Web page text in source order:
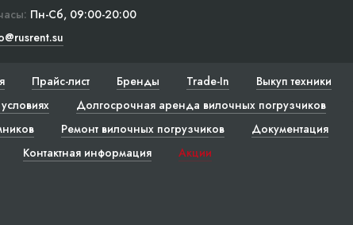
Пн-Сб, 09:00-20:00
Прайс-лист Бренды Trade-In Выкуп техники
Долгосрочная аренда вилочных погрузчиков
Ремонт вилочных погрузчиков Документация
Контактная информация
Акции